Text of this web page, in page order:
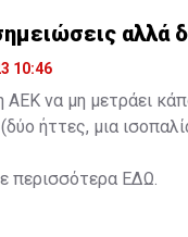
αλλά
10:46
ΑΕΚ να μη μετράει
ήττες, μια
περισσότερα ΕΔΩ